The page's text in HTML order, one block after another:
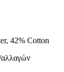
42% Cotton
αλλαγών